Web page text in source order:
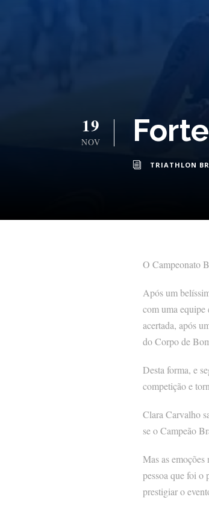
19
NOV
TRIATHLON
O Campeonato
Após um
com uma equipe
acertada, após
do Corpo de
Desta forma, e
competição e
Clara Carvalho
se o Campeão
Mas as
pessoa que foi o
prestigiar o